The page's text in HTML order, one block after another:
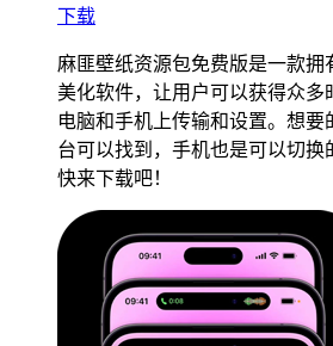
下载
麻匪壁纸资源包免费版是一款拥
美化软件，让用户可以获得众多
电脑和手机上传输和设置。想
台可以找到，手机也是可以切换
快来下载吧！